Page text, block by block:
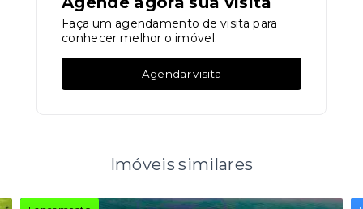
Faça um agendamento de visita para
conhecer melhor o imóvel.
Agendar visita
Imóveis similares